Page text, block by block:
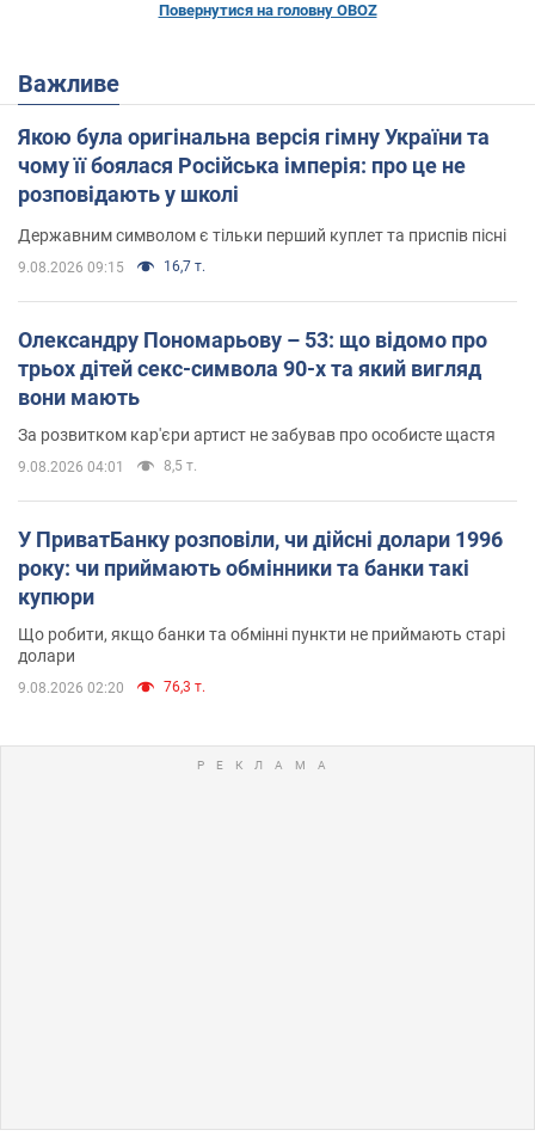
Повернутися на головну OBOZ
Важливе
Якою була оригінальна версія гімну України та
чому її боялася Російська імперія: про це не
розповідають у школі
Державним символом є тільки перший куплет та приспів пісні
9.08.2026 09:15 16,7 т.
Олександру Пономарьову – 53: що відомо про
трьох дітей секс-символа 90-х та який вигляд
вони мають
За розвитком кар'єри артист не забував про особисте щастя
9.08.2026 04:01 8,5 т.
У ПриватБанку розповіли, чи дійсні долари 1996
року: чи приймають обмінники та банки такі
купюри
Що робити, якщо банки та обмінні пункти не приймають старі
долари
9.08.2026 02:20 76,3 т.